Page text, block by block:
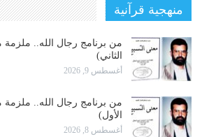
منهجية قرآنية
من برنامج رجال الله.. ملزمة
الثاني)
أغسطس 9, 2026
من برنامج رجال الله.. ملزمة
الأول)
أغسطس 8, 2026